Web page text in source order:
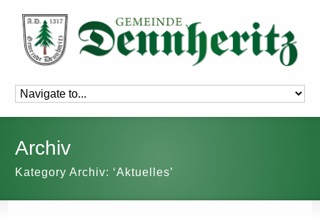
Archiv
Kategory Archiv: ‘Aktuelles’